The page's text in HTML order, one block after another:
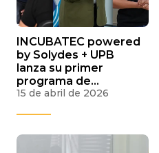
INCUBATEC powered
by Solydes + UPB
lanza su primer
programa de
incubación de
Bolivia
15 de abril de 2026